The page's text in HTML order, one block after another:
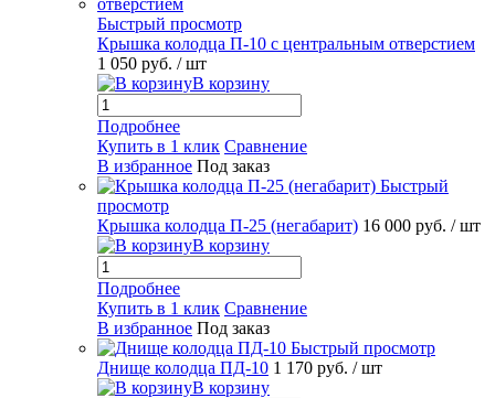
Быстрый просмотр
Крышка колодца П-10 с центральным отверстием
1 050 руб. / шт
В корзину
Подробнее
Купить в 1 клик Сравнение
В избранное Под заказ
Быстрый
просмотр
Крышка колодца П-25 (негабарит) 16 000 руб. / шт
В корзину
Подробнее
Купить в 1 клик Сравнение
В избранное Под заказ
Быстрый просмотр
Днище колодца ПД-10 1 170 руб. / шт
В корзину